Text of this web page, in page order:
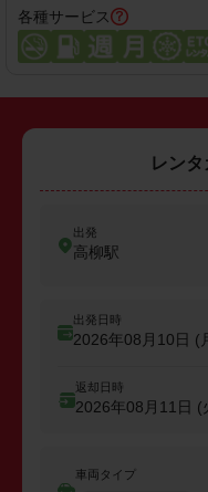
各種サービス
レン
出発
高柳駅
出発日時
2026年08月10日 (
返却日時
2026年08月11日 (
車両タイプ